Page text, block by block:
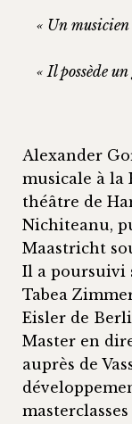
« Un
« Il possède
Alexander
musicale à la
théâtre de
Nichiteanu,
Maastricht
Il a poursuivi
Tabea
Eisler de
Master en
auprès de